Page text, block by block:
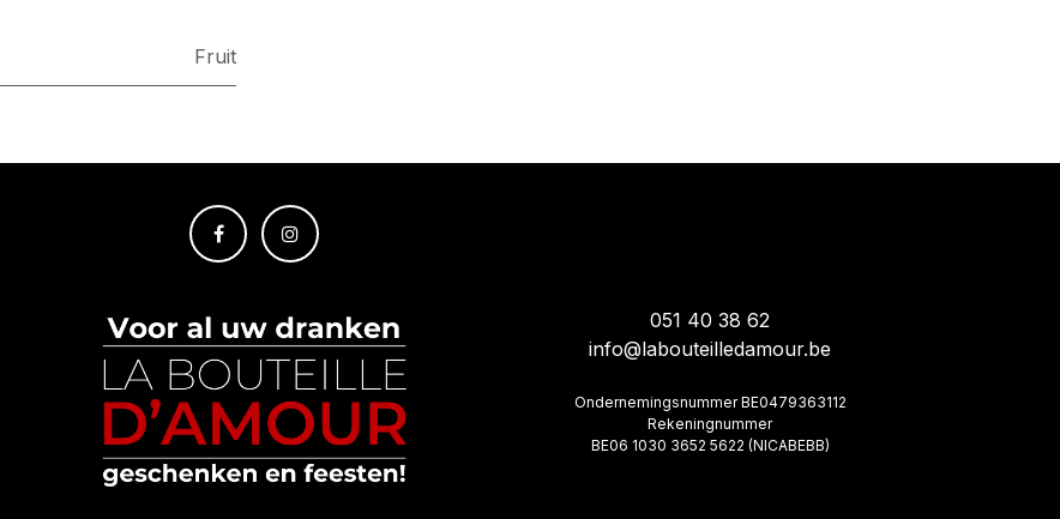
Fruit
051 40 38 62
info@labouteilledamour.be
Ondernemingsnummer BE0479363112
Rekeningnummer
BE06 1030 3652 5622 (NICABEBB)